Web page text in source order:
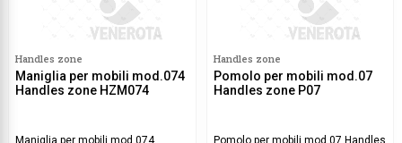
Handles zone
Maniglia per mobili mod.074
Handles zone HZM074
Maniglia per mobili mod.074
Handles zone
Pomolo per mobili mod.07
Handles zone P07
Pomolo per mobili mod.07 Handles